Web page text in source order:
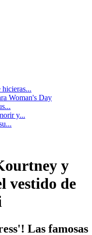
hicieras...
Woman's Day
y...
y
vestido de
Las famosas